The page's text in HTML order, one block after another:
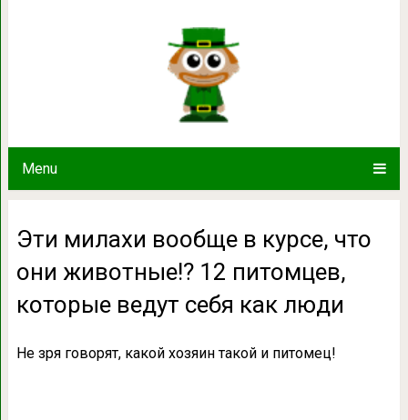
Menu
Эти милахи вообще в курсе, что
которые ведут
Эти милахи вообще в курсе, что
они животные!? 12 питомцев,
которые ведут себя как люди
Не зря говорят, какой хозяин такой и питомец!